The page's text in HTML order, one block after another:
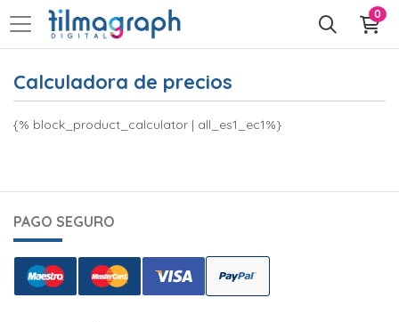
0
Calculadora de precios
{% block_product_calculator | all_es1_ec1%}
PAGO SEGURO